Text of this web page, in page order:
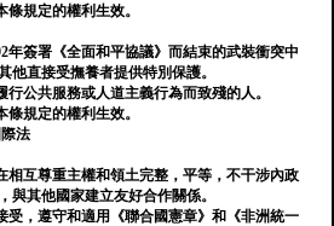
規定的權利生效。
年簽署《全面和平協議》而結束的武裝衝突中
他直接受撫養者提供特別保護。
行公共服務或人道主義行為而致殘的人。
規定的權利生效。
法
相互尊重主權和領土完整，平等，不干涉內政
與其他國家建立友好合作關係。
受，遵守和適用《聯合國憲章》和《非洲統一